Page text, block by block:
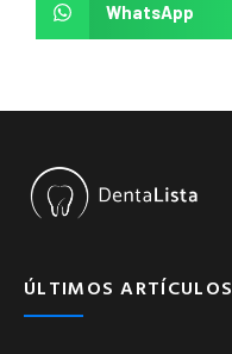
WhatsApp
ÚLTIMOS ARTÍCULOS